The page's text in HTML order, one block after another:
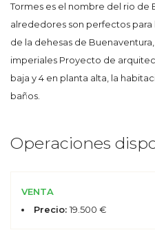
Tormes es el nombre del rio de
alrededores son perfectos
de la dehesas de
imperiales Proyecto de
baja y 4 en planta alta, la
baños.
Operaciones
VENTA
Precio: 19.500 €